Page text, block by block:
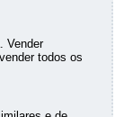
Vender
todos os